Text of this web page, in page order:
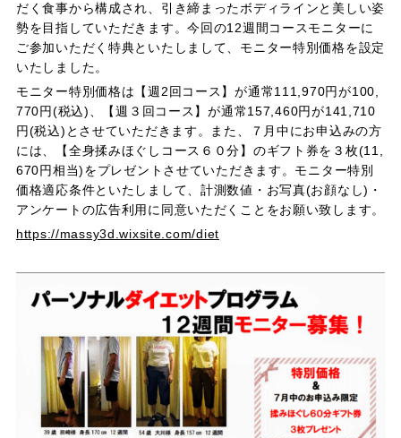
だく食事から構成され、引き締まったボディラインと美しい姿
勢を目指していただきます。今回の12週間コースモニターに
ご参加いただく特典といたしまして、モニター特別価格を設定
いたしました。
モニター特別価格は【週2回コース】が通常111,970円が100,
770円(税込)、【週３回コース】が通常157,460円が141,710
円(税込)とさせていただきます。また、７月中にお申込みの方
には、【全身揉みほぐしコース６０分】のギフト券を３枚(11,
670円相当)をプレゼントさせていただきます。モニター特別
価格適応条件といたしまして、計測数値・お写真(お顔なし)・
アンケートの広告利用に同意いただくことをお願い致します。
https://massy3d.wixsite.com/diet